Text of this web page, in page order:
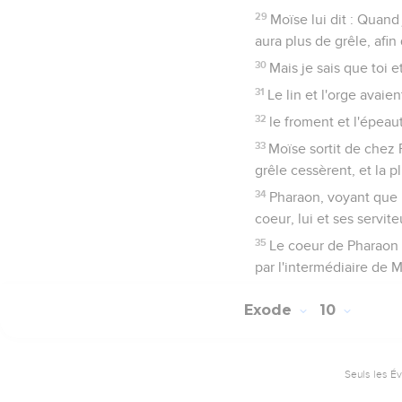
29 Moïse lui dit :
aura plus de grêle,
30 Mais je sais que toi
31 Le lin et l'orge
32 le froment et
33 Moïse sortit de chez
grêle cessèrent, et la
34 Pharaon, voyant
coeur, lui et ses
35 Le coeur de
par l'intermédiaire de
Exode 10
Seuls les